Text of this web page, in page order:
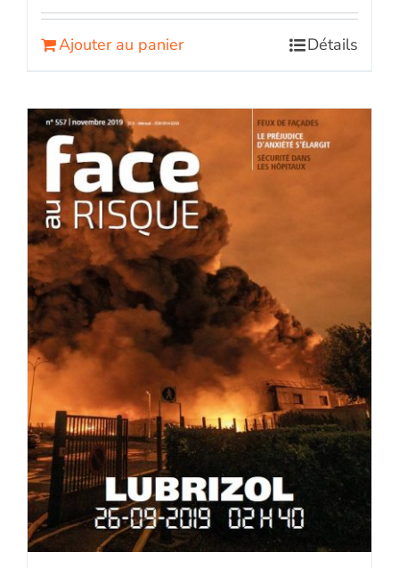
Ajouter au panier Détails